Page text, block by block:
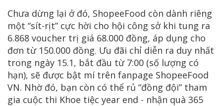
Chưa dừng lại ở đó, ShopeeFood còn dành riêng
một “sít-rịt” cực hời cho hội công sở khi tung ra
6.868 voucher trị giá 68.000 đồng, áp dụng cho
đơn từ 150.000 đồng. Ưu đãi chỉ diễn ra duy nhất
trong ngày 15.1, bắt đầu từ 7:00 (số lượng có
hạn), sẽ được bật mí trên fanpage ShopeeFood
VN. Nhờ đó, bạn còn có thể rủ “đồng đội” tham
gia cuộc thi Khoe tiệc year end - nhận quà 365